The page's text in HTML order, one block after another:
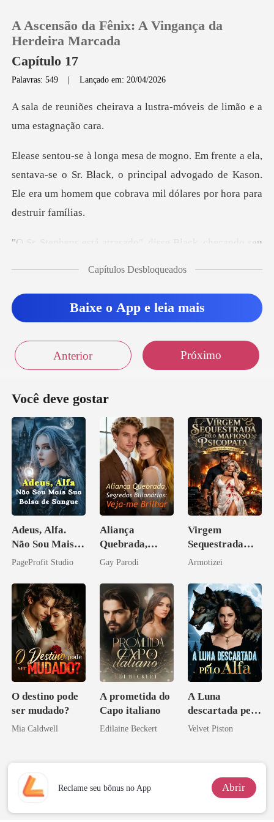
Loja
Histórico
Sair
A Ascensão da Fênix: A Vingança da
Herdeira Marcada
Capítulo 17
Palavras: 549 |Lançado em: 20/04/2026
va a lustra-móveis de lim
ava-se o Sr. Black, o principal advogado de Kason.
Ele era um
o", disse Black, checando se
Capítulos Desbloqueados
Baixe o App e leia mais
Anterior Próximo
Você deve gostar
Adeus, Alfa.
Não Sou Mais
Sua Bolsa de
PageProfit Studio
Aliança
Quebrada,
Segredos
Veja-me Brilhar
Gay Parodi
Virgem
Sequestrada
pelo Mafioso
CONTRATO
DE SANGUE
Armotizei
O destino pode
ser mudado?
Mia Caldwell
A prometida do
Capo italiano
Edilaine Beckert
A Luna
descartada pelo
Alfa
Velvet Piston
Reclame seu bônus no App Abrir